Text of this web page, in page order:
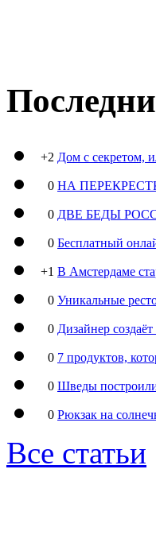
+2 Дом с секретом,
0 НА
0 ДВЕ БЕДЫ
0 Бесплатный
+1 В Амстердаме
0 Уникальные
0 Дизайнер
0 7 продуктов,
0 Шведы построили
0 Рюкзак на
Все статьи